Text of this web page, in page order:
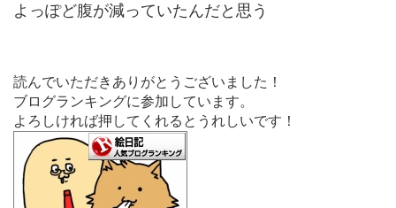
よっぽど腹が減っていたんだと思う
読んでいただきありがとうございました！
ブログランキングに参加しています。
よろしければ押してくれるとうれしいです！